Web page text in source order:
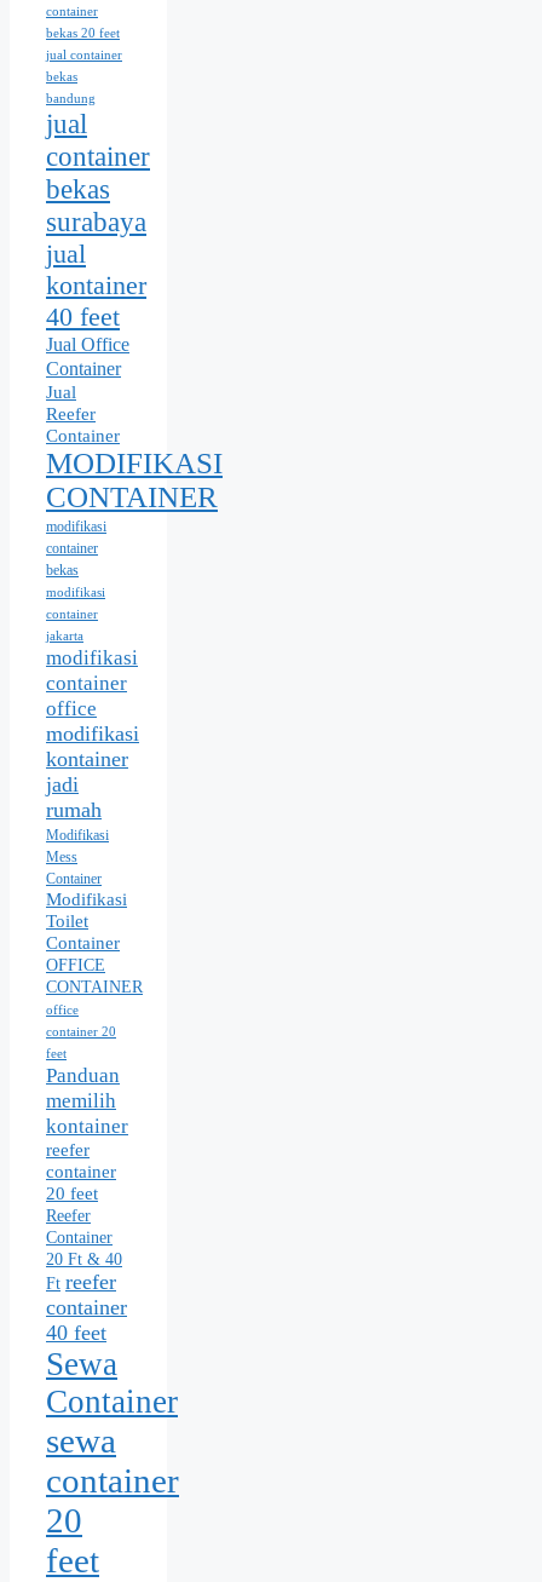
container
bekas 20 feet
jual container
bekas
bandung
jual
container
bekas
surabaya
jual
kontainer
40 feet
Jual Office
Container
Jual
Reefer
Container
MODIFIKASI
CONTAINER
modifikasi
container
bekas
modifikasi
container
jakarta
modifikasi
container
office
modifikasi
kontainer
jadi
rumah
Modifikasi
Mess
Container
Modifikasi
Toilet
Container
OFFICE
CONTAINER
office
container 20
feet
Panduan
memilih
kontainer
reefer
container
20 feet
Reefer
Container
20 Ft & 40
Ft reefer
container
40 feet
Sewa
Container
sewa
container
20
feet